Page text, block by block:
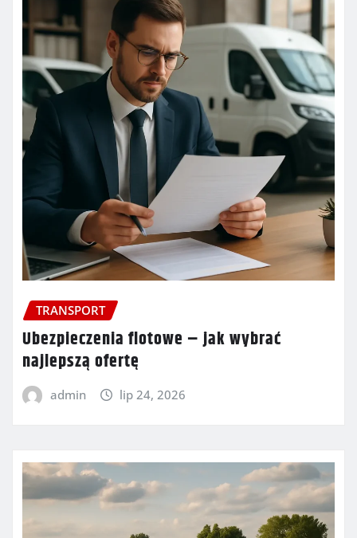
TRANSPORT
Ubezpieczenia flotowe – jak wybrać
najlepszą ofertę
admin lip 24, 2026